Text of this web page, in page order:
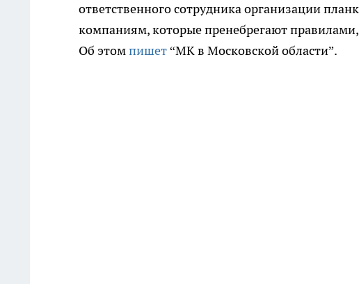
ответственного сотрудника организации
компаниям, которые пренебрегают
Об этомпишет“МК в Московской области”.